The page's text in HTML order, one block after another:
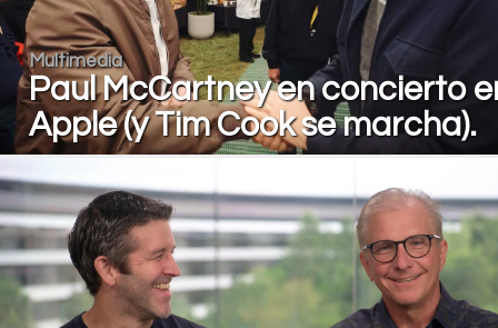
Multimedia
Paul McCartney en concierto
Apple (y Tim Cook se marcha).